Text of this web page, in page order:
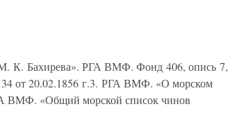
К. Бахирева». РГА ВМФ. Фонд 406, опись 7,
от 20.02.1856 г.3. РГА ВМФ. «О морском
ВМФ. «Общий морской список чинов